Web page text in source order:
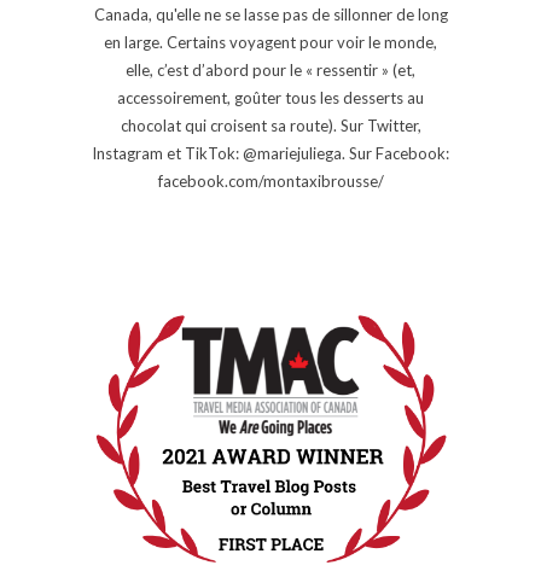
Canada, qu'elle ne se lasse pas de sillonner de long
en large. Certains voyagent pour voir le monde,
elle, c’est d’abord pour le « ressentir » (et,
accessoirement, goûter tous les desserts au
chocolat qui croisent sa route). Sur Twitter,
Instagram et TikTok: @mariejuliega. Sur Facebook:
facebook.com/montaxibrousse/